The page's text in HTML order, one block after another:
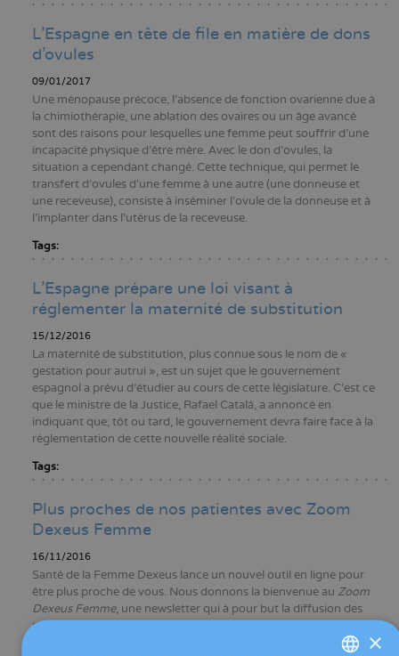
L'Espagne en tête de file en matière de dons
d'ovules
09/01/2017
Une ménopause précoce, l'absence de fonction ovarienne due à
la chimiothérapie, une ablation des ovaires ou un âge avancé
sont des raisons pour lesquelles une femme peut souffrir d'une
incapacité physique d'être mère. Avec le don d'ovules, la
situation a cependant changé. Cette technique, qui permet le
transfert d'ovules d'une femme à une autre (une donneuse et
une receveuse), consiste à inséminer l'ovule de la donneuse et à
l'implanter dans l'utérus de la receveuse.
Tags:
L'Espagne prépare une loi visant à
réglementer la maternité de substitution
15/12/2016
La maternité de substitution, plus connue sous le nom de «
gestation pour autrui », est un sujet que le gouvernement
espagnol a prévu d’étudier au cours de cette législature. C’est ce
que le ministre de la Justice, Rafael Catalá, a annoncé en
indiquant que, tôt ou tard, le gouvernement devra faire face à la
réglementation de cette nouvelle réalité sociale.
Tags:
Plus proches de nos patientes avec Zoom
Dexeus Femme
16/11/2016
Santé de la Femme Dexeus lance un nouvel outil en ligne pour
être plus proche de vous. Nous donnons la bienvenue au Zoom
Dexeus Femme, une newsletter qui à pour but la diffusion des
nouvelles de notre centre, vous informez des derniers
développements scientifiques mis à jour par notre équipe, et
×